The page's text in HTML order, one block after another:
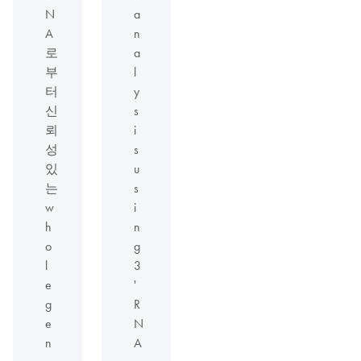
N
A
로
부
터
신
뢰
성
있
는
w
h
o
l
e
g
e
n
a
n
a
l
y
s
i
s
u
s
i
n
g
3
'
R
N
A